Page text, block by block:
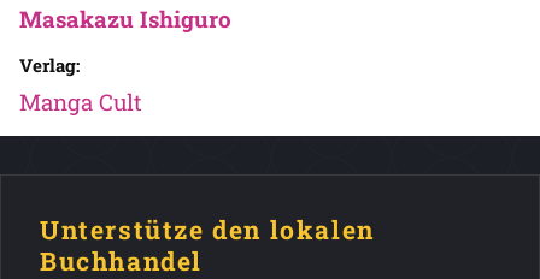
Masakazu Ishiguro
Verlag:
Manga Cult
Unterstütze den lokalen
Buchhandel